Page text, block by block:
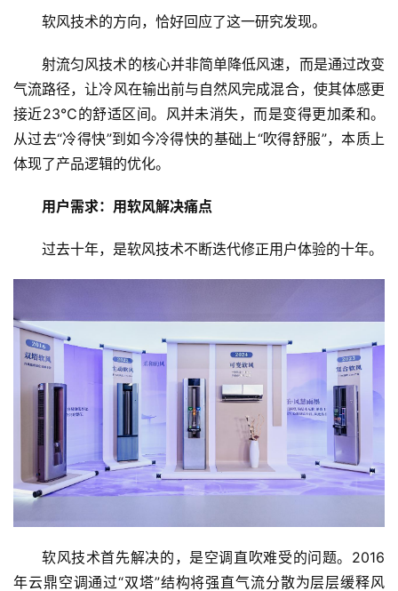
新
商
业
5
智
A
科
创
投
软风技术的方向，恰好回应了这一研究发现。
射流匀风技术的核心并非简单降低风速，而是通过改变
气流路径，让冷风在输出前与自然风完成混合，使其体感更
接近23℃的舒适区间。风并未消失，而是变得更加柔和。
从过去“冷得快”到如今冷得快的基础上“吹得舒服”，本质上
体现了产品逻辑的优化。
用户需求：用软风解决痛点
过去十年，是软风技术不断迭代修正用户体验的十年。
软风技术首先解决的，是空调直吹难受的问题。2016
年云鼎空调通过“双塔”结构将强直气流分散为层层缓释风